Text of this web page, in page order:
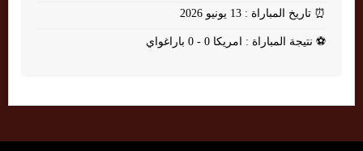
⏰ تاريخ المباراة : 13 يونيو 2026
⚽ نتيجة المباراة : امريكا 0 - 0 باراغواي